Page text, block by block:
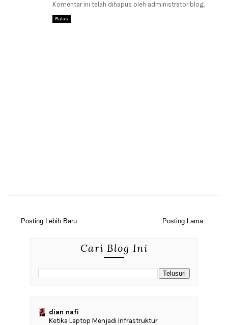
Komentar ini telah dihapus oleh administrator blog.
Balas
Posting Lebih Baru Posting Lama
Cari Blog Ini
dian nafi
Ketika Laptop Menjadi Infrastruktur